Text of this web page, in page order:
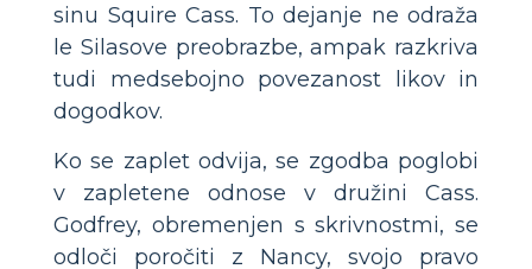
sinu Squire Cass. To dejanje ne odraža
le Silasove preobrazbe, ampak razkriva
tudi medsebojno povezanost likov in
dogodkov.
Ko se zaplet odvija, se zgodba poglobi
v zapletene odnose v družini Cass.
Godfrey, obremenjen s skrivnostmi, se
odloči poročiti z Nancy, svojo pravo